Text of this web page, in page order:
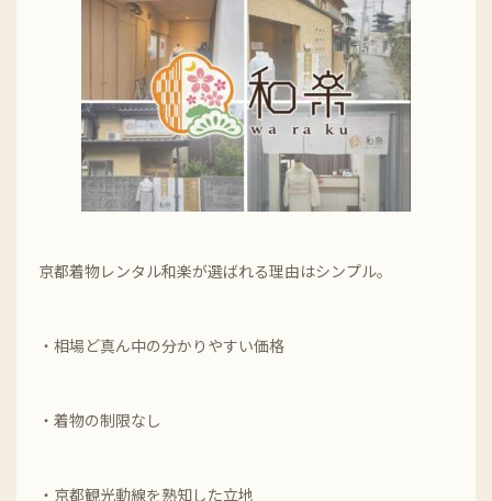
京都着物レンタル和楽が選ばれる理由はシンプル。
・相場ど真ん中の分かりやすい価格
・着物の制限なし
・京都観光動線を熟知した立地